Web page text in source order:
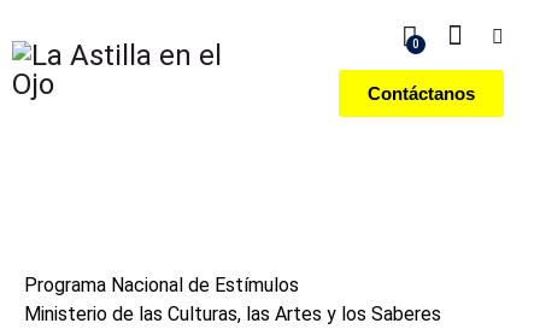
0
Contáctanos
Programa Nacional de Estímulos
Ministerio de las Culturas, las Artes y los Saberes